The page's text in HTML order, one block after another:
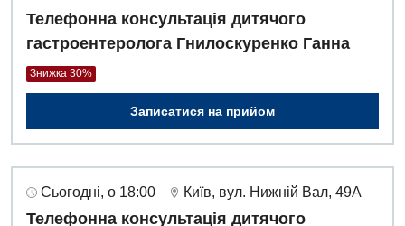
Телефонна консультація дитячого
гастроентеролога Гнилоскуренко Ганна
Знижка 30%
Записатися на прийом
Сьогодні, о 18:00 Київ, вул. Нижній Вал, 49А
Телефонна консультація дитячого